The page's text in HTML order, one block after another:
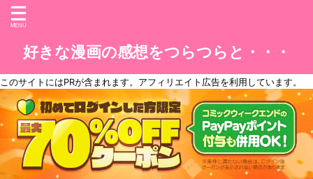
好きな漫画の感想をつらつらと・・・
このサイトにはPRが含まれます。アフィリエイト広告を利用しています。